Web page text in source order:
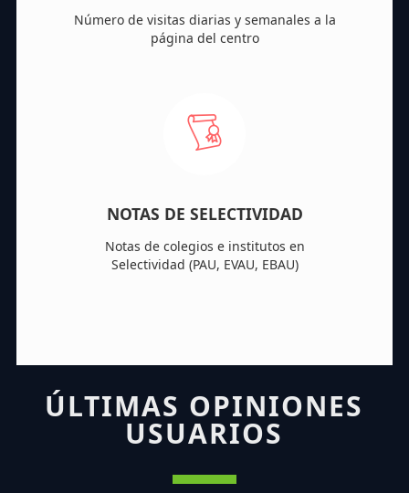
Número de visitas diarias y semanales a la
página del centro
NOTAS DE SELECTIVIDAD
Notas de colegios e institutos en
Selectividad (PAU, EVAU, EBAU)
ÚLTIMAS OPINIONES
USUARIOS